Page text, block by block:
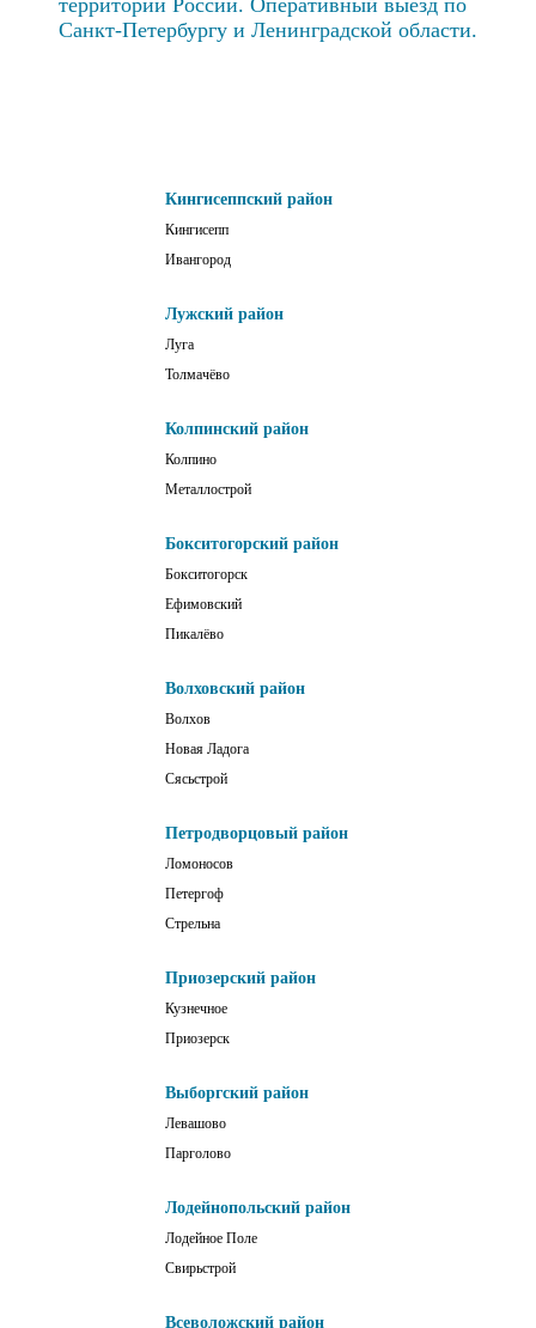
территории России. Оперативный выезд по
Санкт-Петербургу и Ленинградской области.
Кингисеппский район
Кингисепп
Ивангород
Лужский район
Луга
Толмачёво
Колпинский район
Колпино
Металлострой
Бокситогорский район
Бокситогорск
Ефимовский
Пикалёво
Волховский район
Волхов
Новая Ладога
Сясьстрой
Петродворцовый район
Ломоносов
Петергоф
Стрельна
Приозерский район
Кузнечное
Приозерск
Выборгский район
Левашово
Парголово
Лодейнопольский район
Лодейное Поле
Свирьстрой
Всеволожский район